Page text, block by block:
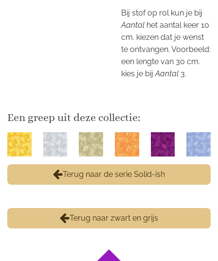
Bij stof op rol kun je bij
Aantal het aantal keer 10
cm. kiezen dat je wenst
te ontvangen. Voorbeeld:
een lengte van 30 cm.
kies je bijAantal 3.
Een greep uit deze collectie:
Terug naar de serie Solid-ish
Terug naar zwart en grijs